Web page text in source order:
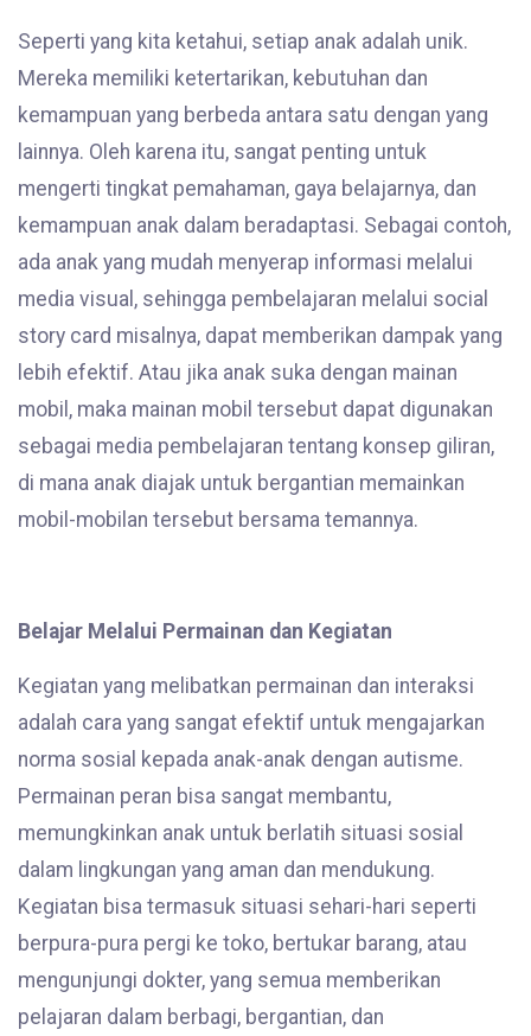
Seperti yang kita ketahui, setiap anak adalah unik.
Mereka memiliki ketertarikan, kebutuhan dan
kemampuan yang berbeda antara satu dengan yang
lainnya. Oleh karena itu, sangat penting untuk
mengerti tingkat pemahaman, gaya belajarnya, dan
kemampuan anak dalam beradaptasi. Sebagai contoh,
ada anak yang mudah menyerap informasi melalui
media visual, sehingga pembelajaran melalui social
story card misalnya, dapat memberikan dampak yang
lebih efektif. Atau jika anak suka dengan mainan
mobil, maka mainan mobil tersebut dapat digunakan
sebagai media pembelajaran tentang konsep giliran,
di mana anak diajak untuk bergantian memainkan
mobil-mobilan tersebut bersama temannya.
Belajar Melalui Permainan dan Kegiatan
Kegiatan yang melibatkan permainan dan interaksi
adalah cara yang sangat efektif untuk mengajarkan
norma sosial kepada anak-anak dengan autisme.
Permainan peran bisa sangat membantu,
memungkinkan anak untuk berlatih situasi sosial
dalam lingkungan yang aman dan mendukung.
Kegiatan bisa termasuk situasi sehari-hari seperti
berpura-pura pergi ke toko, bertukar barang, atau
mengunjungi dokter, yang semua memberikan
pelajaran dalam berbagi, bergantian, dan